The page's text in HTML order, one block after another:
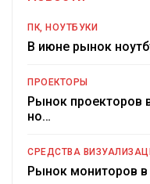
ПК, НОУТБУКИ
В июне рынок
ПРОЕКТОРЫ
Рынок проекторов
но…
СРЕДСТВА
Рынок мониторов